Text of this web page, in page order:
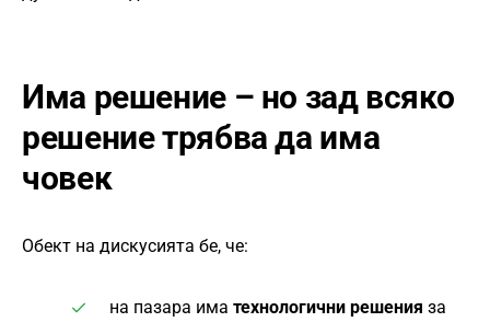
Има решение – но зад всяко
решение трябва да има
човек
Обект на дискусията бе, че:
на пазара има технологични решения за